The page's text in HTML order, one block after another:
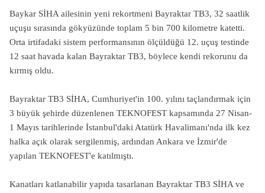
Baykar SİHA ailesinin yeni rekortmeni Bayraktar TB3, 32 saatlik
uçuşu sırasında gökyüzünde toplam 5 bin 700 kilometre katetti.
Orta irtifadaki sistem performansının ölçüldüğü 12. uçuş testinde
12 saat havada kalan Bayraktar TB3, böylece kendi rekorunu da
kırmış oldu.
Bayraktar TB3 SİHA, Cumhuriyet'in 100. yılını taçlandırmak için
3 büyük şehirde düzenlenen TEKNOFEST kapsamında 27 Nisan-
1 Mayıs tarihlerinde İstanbul'daki Atatürk Havalimanı'nda ilk kez
halka açık olarak sergilenmiş, ardından Ankara ve İzmir'de
yapılan TEKNOFEST'e katılmıştı.
Kanatları katlanabilir yapıda tasarlanan Bayraktar TB3 SİHA ve